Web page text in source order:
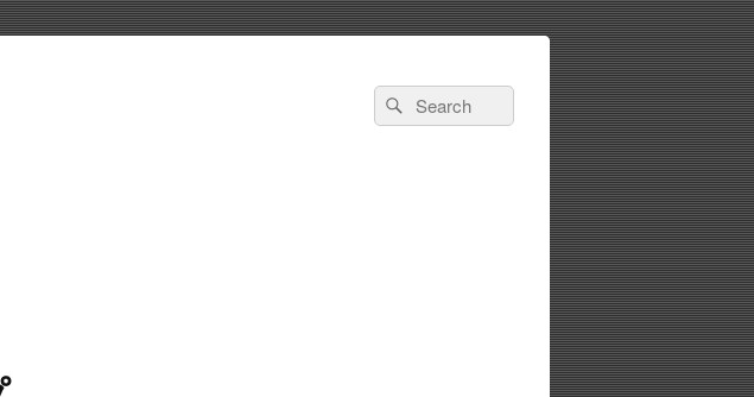
Search
for:
Search